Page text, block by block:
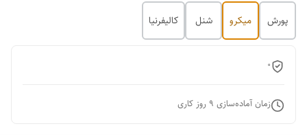
پورش میکرو شنل کالیفرنیا
0
زمان آماده‌سازی 9 روز کاری